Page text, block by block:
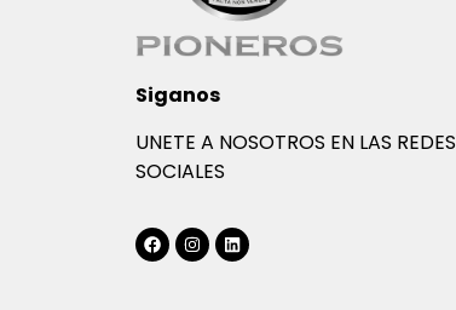
Siganos
UNETE A NOSOTROS EN LAS REDES
SOCIALES